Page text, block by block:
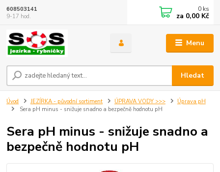
Menu
Hledat
608503141
9-17 hod.
0 ks
za 0,00 Kč
Úvod JEZÍRKA - původní sortiment ÚPRAVA VODY >>>
Úprava pH
Sera pH minus - snižuje snadno a bezpečně hodnotu pH
Sera pH minus - snižuje snadno a
bezpečně hodnotu pH